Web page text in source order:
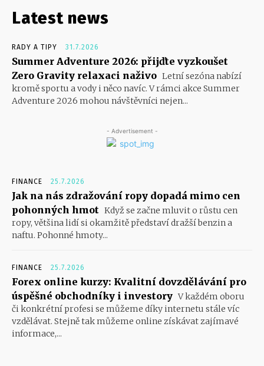
Latest news
RADY A TIPY 31.7.2026
Summer Adventure 2026: přijďte vyzkoušet
Zero Gravity relaxaci naživo Letní sezóna nabízí
kromě sportu a vody i něco navíc. V rámci akce Summer
Adventure 2026 mohou návštěvníci nejen...
- Advertisement -
FINANCE 25.7.2026
Jak na nás zdražování ropy dopadá mimo cen
pohonných hmot Když se začne mluvit o růstu cen
ropy, většina lidí si okamžitě představí dražší benzin a
naftu. Pohonné hmoty...
FINANCE 25.7.2026
Forex online kurzy: Kvalitní dovzdělávání pro
úspěšné obchodníky i investory V každém oboru
či konkrétní profesi se můžeme díky internetu stále víc
vzdělávat. Stejně tak můžeme online získávat zajímavé
informace,...